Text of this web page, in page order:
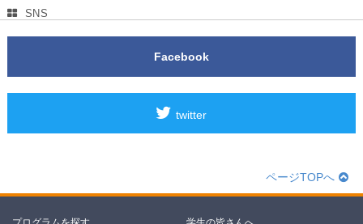
SNS
Facebook
twitter
ページTOPへ